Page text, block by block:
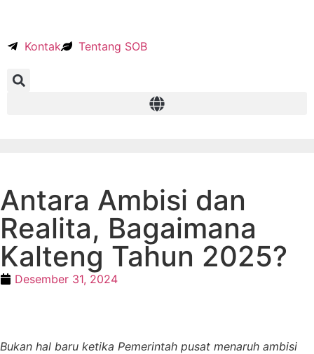
Kontak Tentang SOB
Antara Ambisi dan
Realita, Bagaimana
Kalteng Tahun 2025?
Desember 31, 2024
Bukan hal baru ketika Pemerintah pusat menaruh ambisi